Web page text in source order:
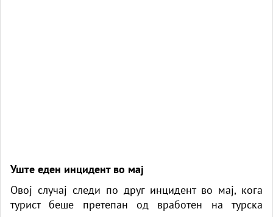
Уште еден инцидент во мај
Овој случај следи по друг инцидент во мај, кога
турист беше претепан од вработен на турска